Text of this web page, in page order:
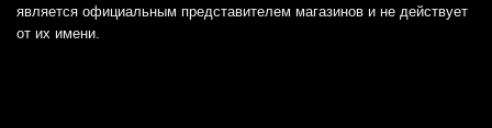
является официальным представителем магазинов и не действует
от их имени.